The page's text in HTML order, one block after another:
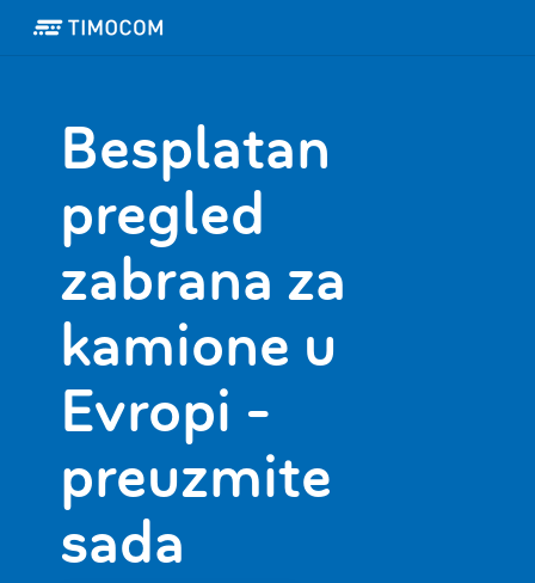
Besplatan
pregled
zabrana za
kamione u
Evropi -
preuzmite
sada